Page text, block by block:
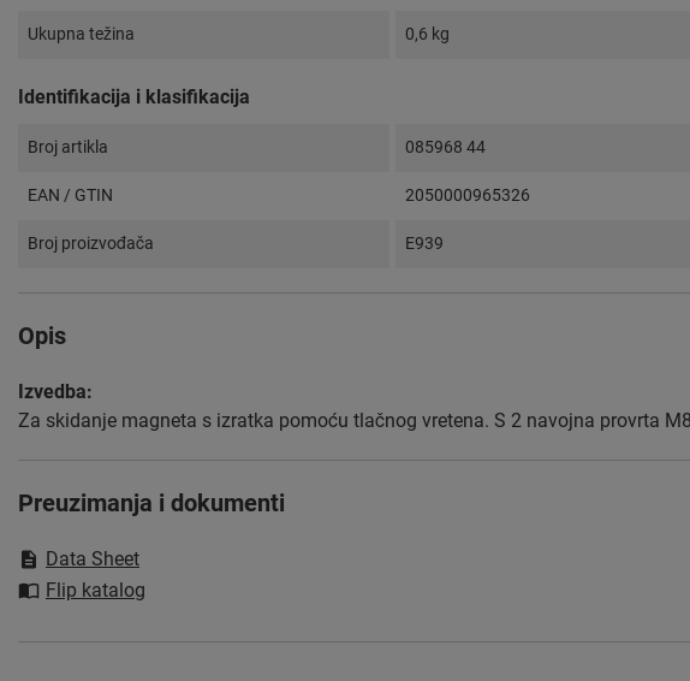
Ukupna težina 0,6 kg
Identifikacija i klasifikacija
Broj artikla 085968 44
EAN / GTIN 2050000965326
Broj proizvođača E939
Opis
Izvedba:
Za skidanje magneta s izratka pomoću tlačnog vretena. S 2 navojna provrta
Preuzimanja i dokumenti
Data Sheet
Flip katalog